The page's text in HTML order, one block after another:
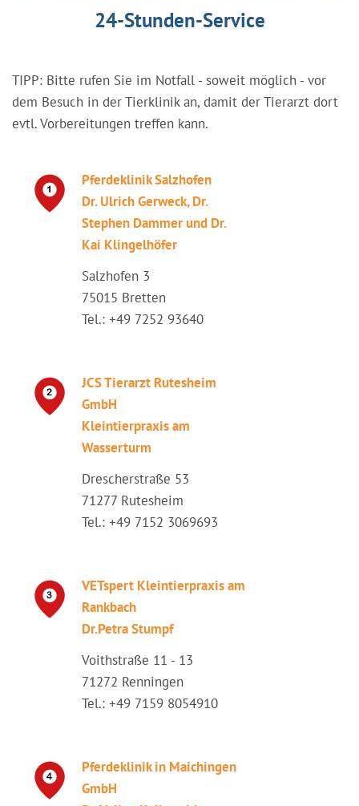
24-Stunden-Service
TIPP: Bitte rufen Sie im Notfall - soweit möglich - vor
dem Besuch in der Tierklinik an, damit der Tierarzt dort
evtl. Vorbereitungen treffen kann.
Pferdeklinik Salzhofen
Dr. Ulrich Gerweck, Dr.
Stephen Dammer und Dr.
Kai Klingelhöfer
Salzhofen 3
75015 Bretten
Tel.: +49 7252 93640
JCS Tierarzt Rutesheim
GmbH
Kleintierpraxis am
Wasserturm
Drescherstraße 53
71277 Rutesheim
Tel.: +49 7152 3069693
VETspert Kleintierpraxis am
Rankbach
Dr.Petra Stumpf
Voithstraße 11 - 13
71272 Renningen
Tel.: +49 7159 8054910
Pferdeklinik in Maichingen
GmbH